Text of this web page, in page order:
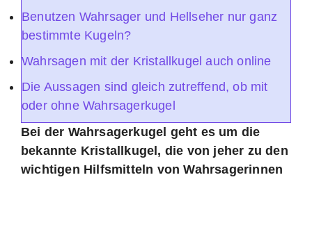
Benutzen Wahrsager und Hellseher nur ganz
bestimmte Kugeln?
Wahrsagen mit der Kristallkugel auch online
Die Aussagen sind gleich zutreffend, ob mit
oder ohne Wahrsagerkugel
Bei der Wahrsagerkugel geht es um die
bekannte Kristallkugel, die von jeher zu den
wichtigen Hilfsmitteln von Wahrsagerinnen